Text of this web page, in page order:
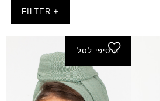
+ FILTER
הוסיפי לסל
צעיף נוצות
₪60.00